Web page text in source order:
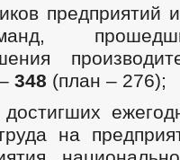
предприятий
348 (план – 276);
на